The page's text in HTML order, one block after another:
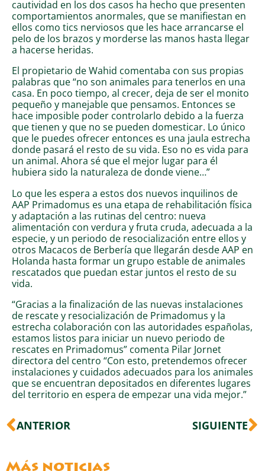
cautividad en los dos casos ha hecho que presenten
comportamientos anormales, que se manifiestan en
ellos como tics nerviosos que les hace arrancarse el
pelo de los brazos y morderse las manos hasta llegar
a hacerse heridas.
El propietario de Wahid comentaba con sus propias
palabras que “no son animales para tenerlos en una
casa. En poco tiempo, al crecer, deja de ser el monito
pequeño y manejable que pensamos. Entonces se
hace imposible poder controlarlo debido a la fuerza
que tienen y que no se pueden domesticar. Lo único
que le puedes ofrecer entonces es una jaula estrecha
donde pasará el resto de su vida. Eso no es vida para
un animal. Ahora sé que el mejor lugar para él
hubiera sido la naturaleza de donde viene…”
Lo que les espera a estos dos nuevos inquilinos de
AAP Primadomus es una etapa de rehabilitación física
y adaptación a las rutinas del centro: nueva
alimentación con verdura y fruta cruda, adecuada a la
especie, y un periodo de resocialización entre ellos y
otros Macacos de Berbería que llegarán desde AAP en
Holanda hasta formar un grupo estable de animales
rescatados que puedan estar juntos el resto de su
vida.
“Gracias a la finalización de las nuevas instalaciones
de rescate y resocialización de Primadomus y la
estrecha colaboración con las autoridades españolas,
estamos listos para iniciar un nuevo periodo de
rescates en Primadomus” comenta Pilar Jornet
directora del centro “Con esto, pretendemos ofrecer
instalaciones y cuidados adecuados para los animales
que se encuentran depositados en diferentes lugares
del territorio en espera de empezar una vida mejor.”
Ant
ANTERIOR SIGUIENTE
Más noticias